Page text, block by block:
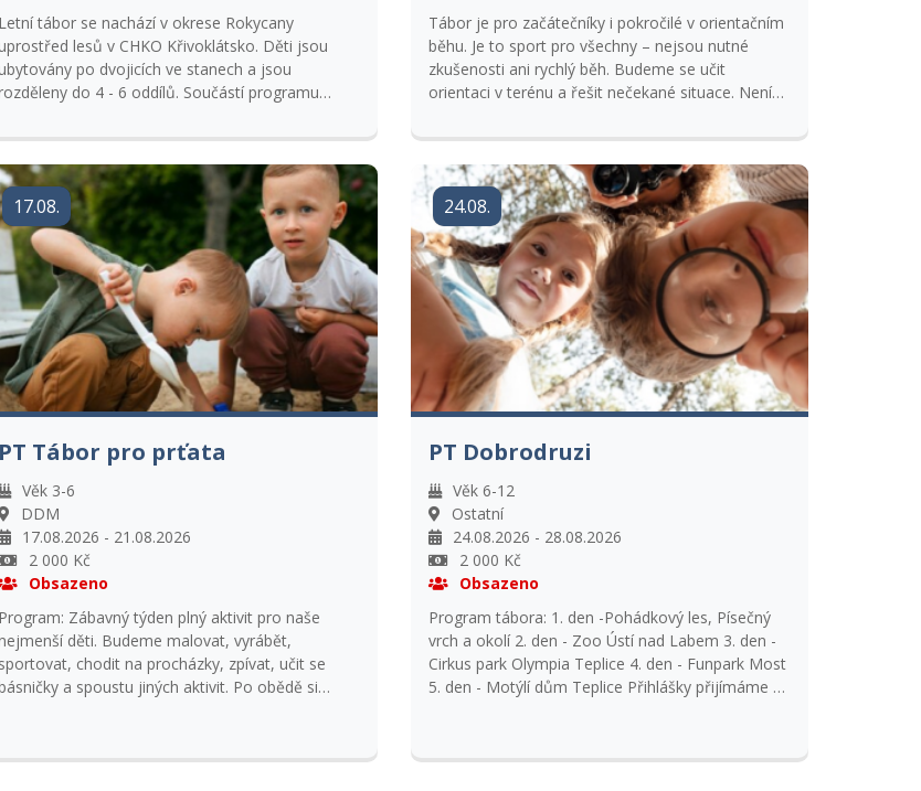
Letní tábor se nachází v okrese Rokycany
lesů v CHKO Křivoklátsko. Děti jsou
po dvojicích ve stanech a jsou
do 4 - 6 oddílů. Součástí programu
v souladu s řádem tábora a režimu
Doplňkovým a doporučeným programem je
Zahrajeme si celotáborovou hru
rozbitých pohádek".
Tábor je pro začátečníky i pokročilé v orientačním
běhu. Je to sport pro všechny – nejsou nutné
zkušenosti ani rychlý běh. Budeme se učit
orientaci v terénu a řešit nečekané situace. Není
přijímáme do 7.8.2026. DOLOŽTE KOPII
KARTIČKY POJIŠTĚNCE !
17.08.
PT Tábor pro prťata
Věk 3-6
DDM
17.08.2026 - 21.08.2026
2 000 Kč
Obsazeno
Program: Zábavný týden plný aktivit pro naše
děti. Budeme malovat, vyrábět,
sportovat, chodit na procházky, zpívat, učit se
a spoustu jiných aktivit. Po obědě si
24.08.
PT Dobrodruzi
Věk 6-12
Ostatní
24.08.2026 - 28.08.2026
2 000 Kč
Obsazeno
Program tábora: 1. den -Pohádkový les, Písečný
vrch a okolí 2. den - Zoo Ústí nad Labem 3. den -
Cirkus park Olympia Teplice 4. den - Funpark Most
5. den - Motýlí dům Teplice Přihlášky přijímáme s